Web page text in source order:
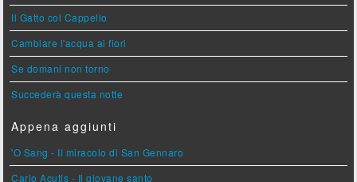
Il Gatto col Cappello
Cambiare l'acqua ai fiori
Se domani non torno
Succederà questa notte
Appena aggiunti
'O Sang - Il miracolo di San Gennaro
Carlo Acutis - Il giovane santo